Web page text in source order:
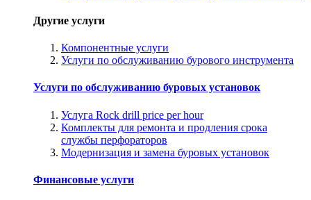
Другие услуги
Компонентные услуги
Услуги по обслуживанию бурового инструмента
Услуги по обслуживанию буровых установок
Услуга Rock drill price per hour
Комплекты для ремонта и продления срока
службы перфораторов
Модернизация и замена буровых установок
Финансовые услуги